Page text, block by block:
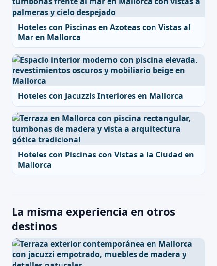
Hoteles con Piscinas en Azoteas con Vistas al
Mar en Mallorca
Hoteles con Jacuzzis Interiores en Mallorca
Hoteles con Piscinas con Vistas a la Ciudad en
Mallorca
La misma experiencia en otros
destinos